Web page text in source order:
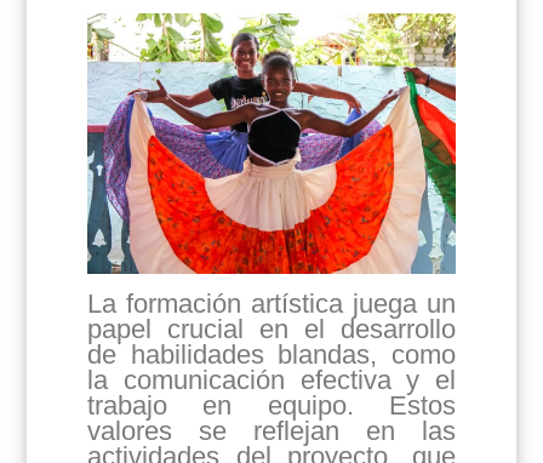
La formación artística juega un
papel crucial en el desarrollo
de habilidades blandas, como
la comunicación efectiva y el
trabajo en equipo. Estos
valores se reflejan en las
actividades del proyecto, que